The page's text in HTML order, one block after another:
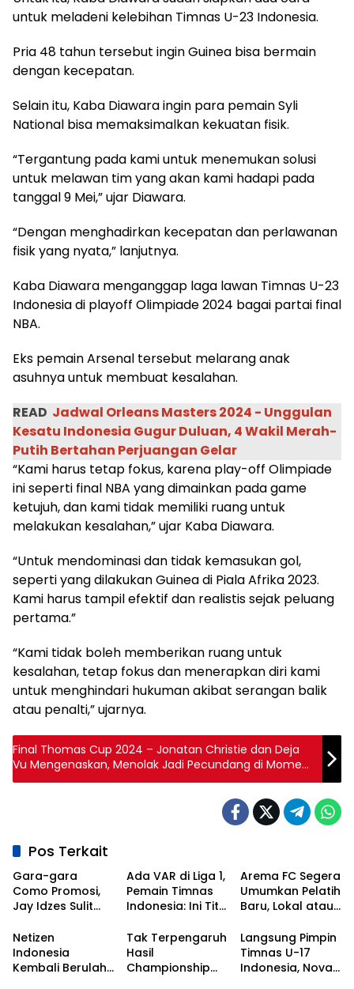
untuk meladeni kelebihan Timnas U-23 Indonesia.
Pria 48 tahun tersebut ingin Guinea bisa bermain
dengan kecepatan.
Selain itu, Kaba Diawara ingin para pemain Syli
National bisa memaksimalkan kekuatan fisik.
“Tergantung pada kami untuk menemukan solusi
untuk melawan tim yang akan kami hadapi pada
tanggal 9 Mei,” ujar Diawara.
“Dengan menghadirkan kecepatan dan perlawanan
fisik yang nyata,” lanjutnya.
Kaba Diawara menganggap laga lawan Timnas U-23
Indonesia di playoff Olimpiade 2024 bagai partai final
NBA.
Eks pemain Arsenal tersebut melarang anak
asuhnya untuk membuat kesalahan.
READ Jadwal Orleans Masters 2024 - Unggulan
Kesatu Indonesia Gugur Duluan, 4 Wakil Merah-
Putih Bertahan Perjuangan Gelar
“Kami harus tetap fokus, karena play-off Olimpiade
ini seperti final NBA yang dimainkan pada game
ketujuh, dan kami tidak memiliki ruang untuk
melakukan kesalahan,” ujar Kaba Diawara.
“Untuk mendominasi dan tidak kemasukan gol,
seperti yang dilakukan Guinea di Piala Afrika 2023.
Kami harus tampil efektif dan realistis sejak peluang
pertama.”
“Kami tidak boleh memberikan ruang untuk
kesalahan, tetap fokus dan menerapkan diri kami
untuk menghindari hukuman akibat serangan balik
atau penalti,” ujarnya.
Final Thomas Cup 2024 – Jonatan Christie dan Deja
Vu Mengenaskan, Menolak Jadi Pecundang di Momen
Penentuan
Pos Terkait
Gara-gara
Como Promosi,
Jay Idzes Sulit
Timnas
Indonesia Vs
Irak?
Ada VAR di Liga 1,
Pemain Timnas
Indonesia: Ini Titik
Kebangkitan
Sepak Bola
Nasional!
Arema FC Segera
Umumkan Pelatih
Baru, Lokal atau
Netizen
Indonesia
Kembali Berulah,
Tak Terpengaruh
Hasil
Championship
Langsung Pimpin
Timnas U-17
Indonesia, Nova